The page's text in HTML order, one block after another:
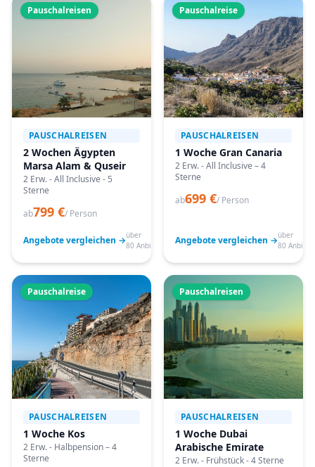
Pauschalreisen
PAUSCHALREISEN
2 Wochen Ägypten
Marsa Alam & Quseir
2 Erw. - All Inclusive - 5
Sterne
ab799 €/ Person
Angebote vergleichen →über
80 Anbieter
Pauschalreise
PAUSCHALREISEN
1 Woche Gran Canaria
2 Erw. - All Inclusive – 4
Sterne
ab699 €/ Person
Angebote vergleichen →über
80
Pauschalreise
PAUSCHALREISEN
1 Woche Kos
2 Erw. - Halbpension – 4
Sterne
Pauschalreisen
PAUSCHALREISEN
1 Woche Dubai
Arabische Emirate
2 Erw. - Frühstück - 4 Sterne